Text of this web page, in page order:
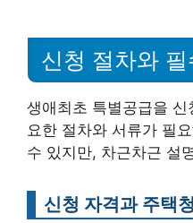
신청 절차와
생애최초 특별공급을
요한 절차와 서류가 필
수 있지만, 차근차근 설
신청 자격과 주택